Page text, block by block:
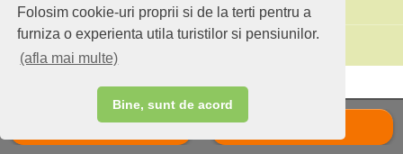
Folosim cookie-uri proprii si de la terti pentru a
furniza o experienta utila turistilor si pensiunilor.
(afla mai multe)
Bine, sunt de acord
Chiama
Sito standard
Hai un agriturismo?